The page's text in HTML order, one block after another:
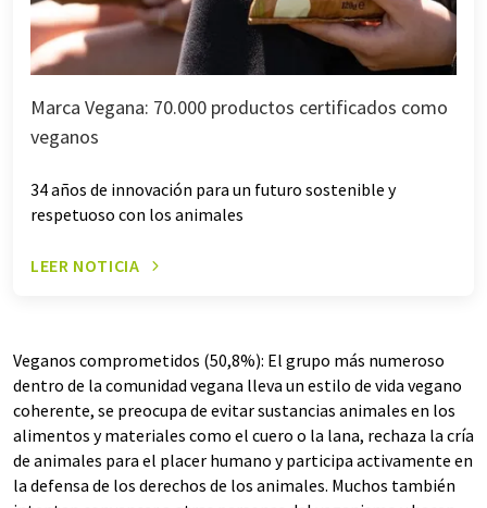
Marca Vegana: 70.000 productos certificados como
veganos
34 años de innovación para un futuro sostenible y
respetuoso con los animales
LEER NOTICIA
Veganos comprometidos (50,8%): El grupo más numeroso
dentro de la comunidad vegana lleva un estilo de vida vegano
coherente, se preocupa de evitar sustancias animales en los
alimentos y materiales como el cuero o la lana, rechaza la cría
de animales para el placer humano y participa activamente en
la defensa de los derechos de los animales. Muchos también